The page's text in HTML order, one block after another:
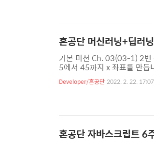
혼공단 머신러닝+딥
기본 미션 Ch. 03(03-1) 2번
5에서 45까지 x 좌표를 만
n in [1 , 5, 10]: # 모델을 훈
구합니다. prediction =
Developer/혼공단 2022. 2. 22. 17:07
혼공단 자바스크립트